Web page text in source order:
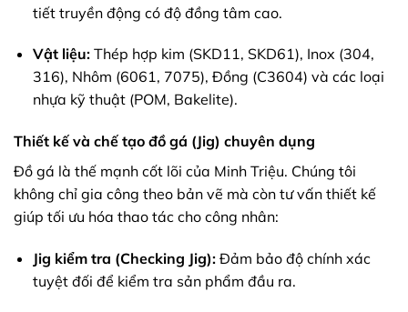
tiết truyền động có độ đồng tâm cao.
Vật liệu:Thép hợp kim (SKD11, SKD61), Inox (304,
316), Nhôm (6061, 7075), Đồng (C3604) và các loại
nhựa kỹ thuật (POM, Bakelite).
Thiết kế và chế tạo đồ gá (Jig) chuyên dụng
Đồ gá là thế mạnh cốt lõi của Minh Triệu. Chúng tôi
không chỉ gia công theo bản vẽ mà còn tư vấn thiết kế
giúp tối ưu hóa thao tác cho công nhân:
Jig kiểm tra (Checking Jig):Đảm bảo độ chính xác
tuyệt đối để kiểm tra sản phẩm đầu ra.